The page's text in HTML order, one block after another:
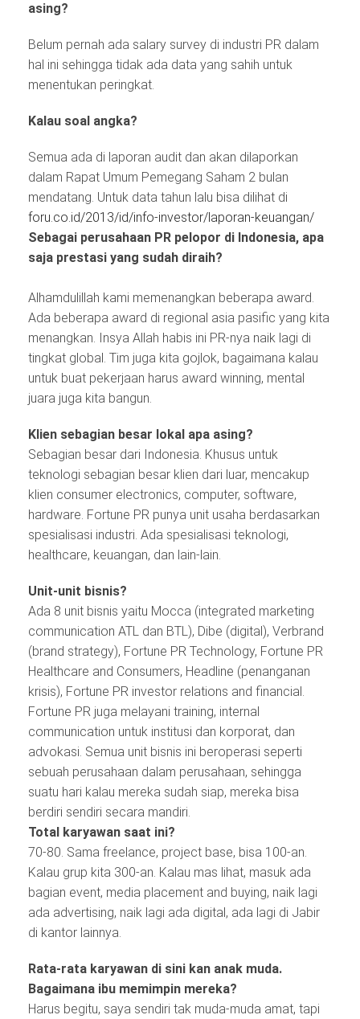
asing?
Belum pernah ada salary survey di industri PR dalam
hal ini sehingga tidak ada data yang sahih untuk
menentukan peringkat.
Kalau soal angka?
Semua ada di laporan audit dan akan dilaporkan
dalam Rapat Umum Pemegang Saham 2 bulan
mendatang. Untuk data tahun lalu bisa dilihat di
foru.co.id/2013/id/info-investor/laporan-keuangan/
Sebagai perusahaan PR pelopor di Indonesia, apa
saja prestasi yang sudah diraih?
Alhamdulillah kami memenangkan beberapa award.
Ada beberapa award di regional asia pasific yang kita
menangkan. Insya Allah habis ini PR-nya naik lagi di
tingkat global. Tim juga kita gojlok, bagaimana kalau
untuk buat pekerjaan harus award winning, mental
juara juga kita bangun.
Klien sebagian besar lokal apa asing?
Sebagian besar dari Indonesia. Khusus untuk
teknologi sebagian besar klien dari luar, mencakup
klien consumer electronics, computer, software,
hardware. Fortune PR punya unit usaha berdasarkan
spesialisasi industri. Ada spesialisasi teknologi,
healthcare, keuangan, dan lain-lain.
Unit-unit bisnis?
Ada 8 unit bisnis yaitu Mocca (integrated marketing
communication ATL dan BTL), Dibe (digital), Verbrand
(brand strategy), Fortune PR Technology, Fortune PR
Healthcare and Consumers, Headline (penanganan
krisis), Fortune PR investor relations and financial.
Fortune PR juga melayani training, internal
communication untuk institusi dan korporat, dan
advokasi. Semua unit bisnis ini beroperasi seperti
sebuah perusahaan dalam perusahaan, sehingga
suatu hari kalau mereka sudah siap, mereka bisa
berdiri sendiri secara mandiri.
Total karyawan saat ini?
70-80. Sama freelance, project base, bisa 100-an.
Kalau grup kita 300-an. Kalau mas lihat, masuk ada
bagian event, media placement and buying, naik lagi
ada advertising, naik lagi ada digital, ada lagi di Jabir
di kantor lainnya.
Rata-rata karyawan di sini kan anak muda.
Bagaimana ibu memimpin mereka?
Harus begitu, saya sendiri tak muda-muda amat, tapi